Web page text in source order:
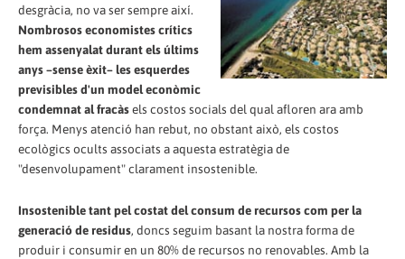
desgràcia, no va ser sempre així.
Nombrosos economistes crítics
hem assenyalat durant els últims
anys –sense èxit– les esquerdes
previsibles d'un model econòmic
condemnat al fracàsels costos socials del qual afloren ara amb
força. Menys atenció han rebut, no obstant això, els costos
ecològics ocults associats a aquesta estratègia de
"desenvolupament" clarament insostenible.
Insostenible tant pel costat del consum de recursos com per la
generació de residus, doncs seguim basant la nostra forma de
produir i consumir en un 80% de recursos no renovables. Amb la